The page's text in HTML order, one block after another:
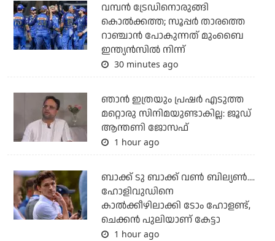
വമ്പന്‍ ട്രേഡിനൊരുങ്ങി
കൊല്‍ക്കത്ത; സൂപ്പര്‍ താരത്തെ
റാഞ്ചാന്‍ പോകുന്നത് മുംബൈ
ഇന്ത്യന്‍സില്‍ നിന്ന്
30 minutes ago
ഞാന്‍ ഇത്രയും പ്രഷര്‍ എടുത്ത
മറ്റൊരു സിനിമയുണ്ടാകില്ല: ജൂഡ്
ആന്തണി ജോസഫ്
1 hour ago
ബാക്ക് ടു ബാക്ക് വണ്‍ ബില്യണ്‍....
ഹോളിവുഡിനെ
കാല്‍ക്കീഴിലാക്കി ടോം ഹോളണ്ട്,
ചെക്കന്‍ പുലിയാണ് കേട്ടാ
1 hour ago